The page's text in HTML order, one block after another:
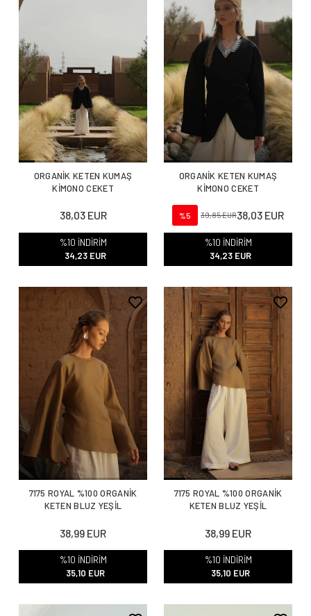
ORGANİK KETEN KUMAŞ
KİMONO CEKET
38,03 EUR
%10 İNDİRİM
34,23 EUR
ORGANİK KETEN KUMAŞ
KİMONO CEKET
%5 39,85 EUR38,03 EUR
%10 İNDİRİM
34,23 EUR
7175 ROYAL %100 ORGANİK
KETEN BLUZ YEŞİL
38,99 EUR
%10 İNDİRİM
35,10 EUR
7175 ROYAL %100 ORGANİK
KETEN BLUZ YEŞİL
38,99 EUR
%10 İNDİRİM
35,10 EUR